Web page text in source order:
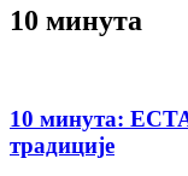
10 минута
10 минута:
традиције